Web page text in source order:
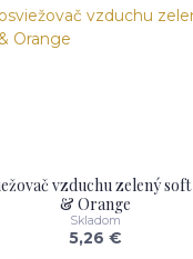
vzduchu zelený
& Orange
5,26 €
Skladom